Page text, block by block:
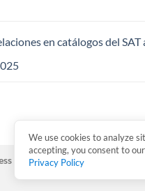
en catálogos del SAT
Solutions
We use cookies to analyze
accepting, you consent to
Privacy Policy